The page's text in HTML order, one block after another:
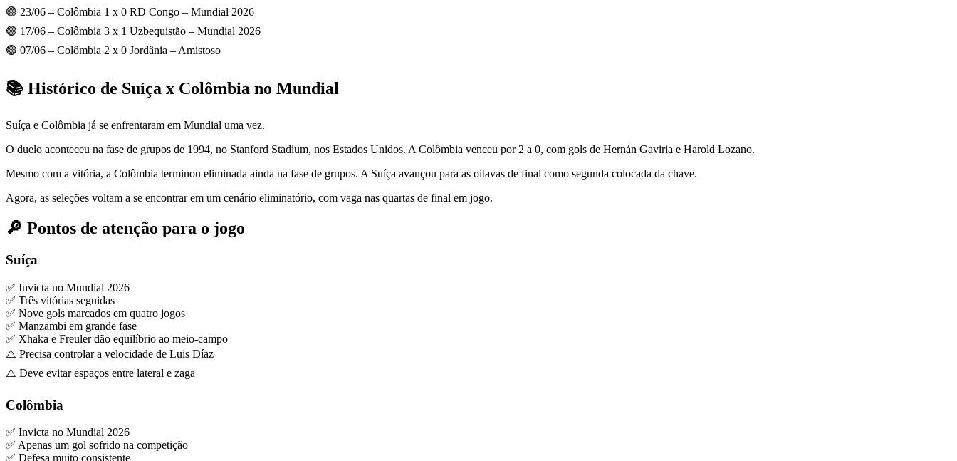
🟢 23/06 – Colômbia 1 x 0 RD Congo – Mundial 2026
🟢 17/06 – Colômbia 3 x 1 Uzbequistão – Mundial 2026
🟢 07/06 – Colômbia 2 x 0 Jordânia – Amistoso
📚 Histórico de Suíça x Colômbia no Mundial
Suíça e Colômbia já se enfrentaram em Mundial uma vez.
O duelo aconteceu na fase de grupos de 1994, no Stanford Stadium, nos Estados Unidos. A Colômbia venceu por 2 a 0, com gols de Hernán Gaviria e Harold Lozano.
Mesmo com a vitória, a Colômbia terminou eliminada ainda na fase de grupos. A Suíça avançou para as oitavas de final como segunda colocada da chave.
Agora, as seleções voltam a se encontrar em um cenário eliminatório, com vaga nas quartas de final em jogo.
🔎 Pontos de atenção para o jogo
Suíça
✅ Invicta no Mundial 2026
✅ Três vitórias seguidas
✅ Nove gols marcados em quatro jogos
✅ Manzambi em grande fase
✅ Xhaka e Freuler dão equilíbrio ao meio-campo
⚠️ Precisa controlar a velocidade de Luis Díaz
⚠️ Deve evitar espaços entre lateral e zaga
Colômbia
✅ Invicta no Mundial 2026
✅ Apenas um gol sofrido na competição
✅ Defesa muito consistente